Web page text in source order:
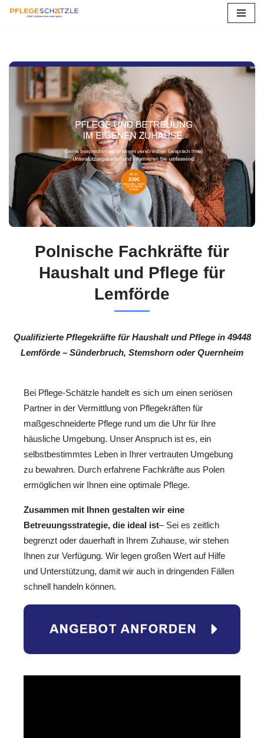
springen
Polnische Fachkräfte für
Haushalt und Pflege für
Lemförde
Qualifizierte Pflegekräfte für Haushalt und Pflege in 49448
Lemförde – Sünderbruch, Stemshorn oder Quernheim
Bei Pflege-Schätzle handelt es sich um einen seriösen
Partner in der Vermittlung von Pflegekräften für
maßgeschneiderte Pflege rund um die Uhr für Ihre
häusliche Umgebung. Unser Anspruch ist es, ein
selbstbestimmtes Leben in Ihrer vertrauten Umgebung
zu bewahren. Durch erfahrene Fachkräfte aus Polen
ermöglichen wir Ihnen eine optimale Pflege.
Zusammen mit Ihnen gestalten wir eine
Betreuungsstrategie, die ideal ist– Sei es zeitlich
begrenzt oder dauerhaft in Ihrem Zuhause, wir stehen
Ihnen zur Verfügung. Wir legen großen Wert auf Hilfe
und Unterstützung, damit wir auch in dringenden Fällen
schnell handeln können.